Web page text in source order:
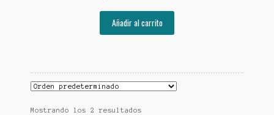
Añadir al carrito
Mostrando los 2 resultados